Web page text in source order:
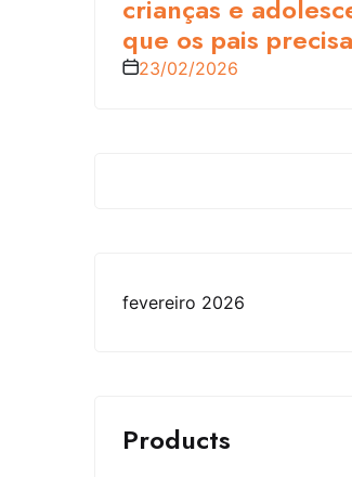
crianças e
que os pais
23/02/2026
fevereiro 2026
Products